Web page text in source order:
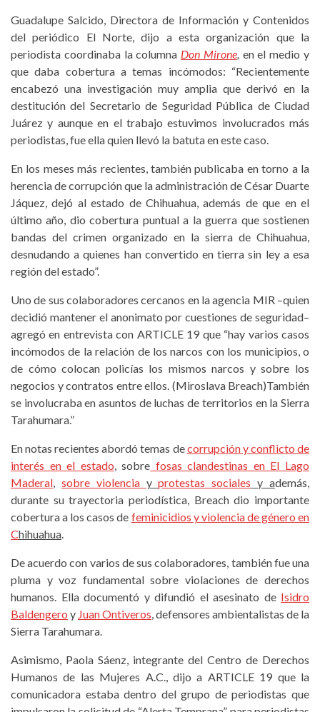
Guadalupe Salcido, Directora de Información y Contenidos
del periódico El Norte, dijo a esta organización que la
periodista coordinaba la columna Don Mirone, en el medio y
que daba cobertura a temas incómodos: “Recientemente
encabezó una investigación muy amplia que derivó en la
destitución del Secretario de Seguridad Pública de Ciudad
Juárez y aunque en el trabajo estuvimos involucrados más
periodistas, fue ella quien llevó la batuta en este caso.
En los meses más recientes, también publicaba en torno a la
herencia de corrupción que la administración de César Duarte
Jáquez, dejó al estado de Chihuahua, además de que en el
último año, dio cobertura puntual a la guerra que sostienen
bandas del crimen organizado en la sierra de Chihuahua,
desnudando a quienes han convertido en tierra sin ley a esa
región del estado”.
Uno de sus colaboradores cercanos en la agencia MIR –quien
decidió mantener el anonimato por cuestiones de seguridad–
agregó en entrevista con ARTICLE 19 que “hay varios casos
incómodos de la relación de los narcos con los municipios, o
de cómo colocan policías los mismos narcos y sobre los
negocios y contratos entre ellos. (Miroslava Breach)También
se involucraba en asuntos de luchas de territorios en la Sierra
Tarahumara.”
En notas recientes abordó temas decorrupción y conflicto de
interés en el estado, sobre fosas clandestinas en El Lago
Maderal, sobre violencia yprotestas sociales y además,
durante su trayectoria periodística, Breach dio importante
cobertura a los casos de feminicidios yviolencia de género en
Chihuahua.
De acuerdo con varios de sus colaboradores, también fue una
pluma y voz fundamental sobre violaciones de derechos
humanos. Ella documentó y difundió el asesinato de Isidro
Baldengero y Juan Ontiveros, defensores ambientalistas de la
Sierra Tarahumara.
Asimismo, Paola Sáenz, integrante del Centro de Derechos
Humanos de las Mujeres A.C., dijo a ARTICLE 19 que la
comunicadora estaba dentro del grupo de periodistas que